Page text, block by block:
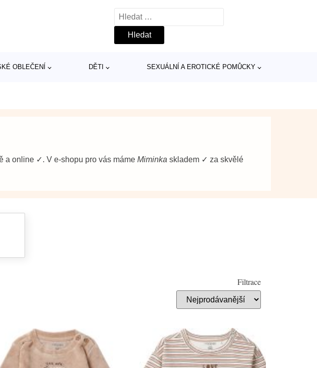
Vyhledávání
OBLEČENÍ DĚTI SEXUÁLNÍ A EROTICKÉ POMŮCKY
a online ✓. V e-shopu pro vás máme Miminka skladem ✓ za skvělé
Filtrace